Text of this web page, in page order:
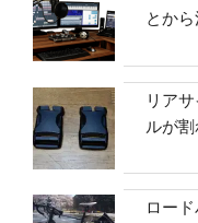
とか
リア
ルが
ロー